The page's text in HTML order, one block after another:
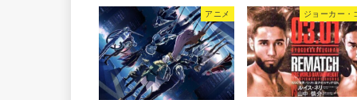
アニメ ジョーカー・